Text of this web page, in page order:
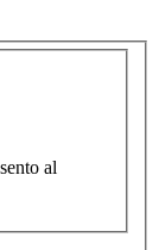
al